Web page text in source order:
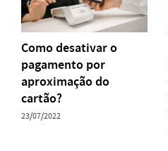
Como desativar o
pagamento por
aproximação do
cartão?
23/07/2022